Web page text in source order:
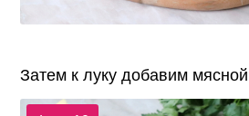
Затем к луку добавим